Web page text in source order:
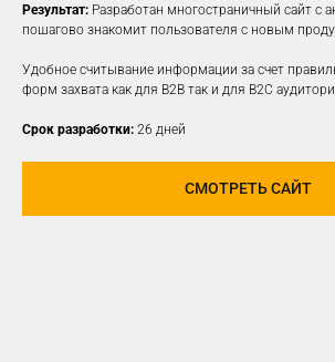
Результат: Разработан многостраничный сайт с
пошагово знакомит пользователя с новым
Удобное считывание информации за счет
форм захвата как для B2B так и для B2C
Срок разработки: 26 дней
СМОТРЕТЬ САЙТ